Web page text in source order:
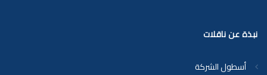
نبذة عن ناقلات
أسطول الشركة